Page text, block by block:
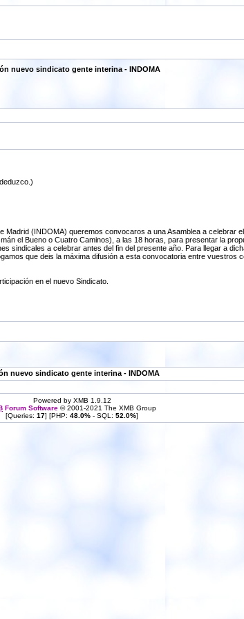
nuevo sindicato gente interina - INDOMA
Madrid (INDOMA) queremos convocaros a una Asamblea a celebrar
el Bueno o Cuatro Caminos), a las 18 horas, para presentar la
sindicales a celebrar antes del fin del presente año. Para llegar a
que deis la máxima difusión a esta convocatoria entre vuestros
en el nuevo Sindicato.
nuevo sindicato gente interina - INDOMA
Powered by XMB 1.9.12
Forum Software © 2001-2021 The XMB Group
[Queries: 17] [PHP: 48.0% - SQL: 52.0%]